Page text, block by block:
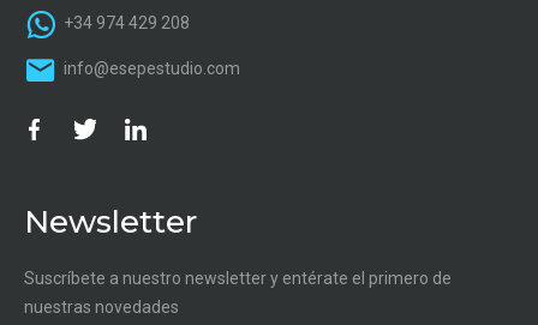
+34 974 429 208
info@esepestudio.com
Newsletter
Suscríbete a nuestro newsletter y entérate el primero de
nuestras novedades